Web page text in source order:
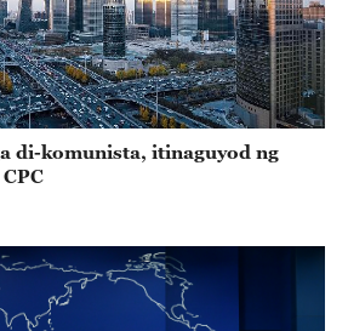
di-komunista, itinaguyod ng